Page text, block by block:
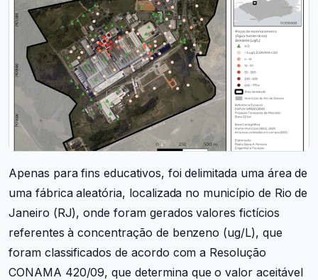
Apenas para fins educativos, foi delimitada uma área de
uma fábrica aleatória, localizada no município de Rio de
Janeiro (RJ), onde foram gerados valores fictícios
referentes à concentração de benzeno (ug/L), que
foram classificados de acordo com a Resolução
CONAMA 420/09, que determina que o valor aceitável